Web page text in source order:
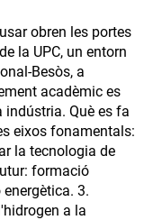
obren les portes
la UPC, un entorn
Besòs, a
acadèmic es
Què es fa
eixos fonamentals:
la tecnologia de
formació
3.
a la